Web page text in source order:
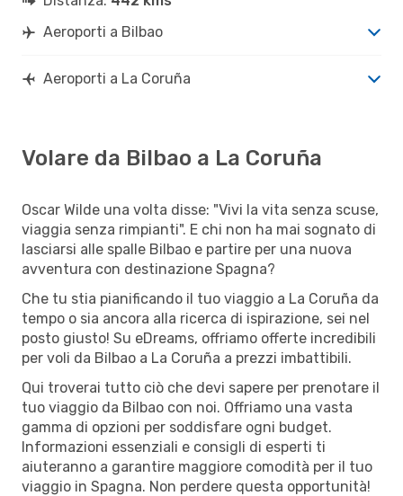
Aeroporti a Bilbao
Aeroporti a La Coruña
Volare da Bilbao a La Coruña
Oscar Wilde una volta disse: "Vivi la vita senza scuse,
viaggia senza rimpianti". E chi non ha mai sognato di
lasciarsi alle spalle Bilbao e partire per una nuova
avventura con destinazione Spagna?
Che tu stia pianificando il tuo viaggio a La Coruña da
tempo o sia ancora alla ricerca di ispirazione, sei nel
posto giusto! Su eDreams, offriamo offerte incredibili
per voli da Bilbao a La Coruña a prezzi imbattibili.
Qui troverai tutto ciò che devi sapere per prenotare il
tuo viaggio da Bilbao con noi. Offriamo una vasta
gamma di opzioni per soddisfare ogni budget.
Informazioni essenziali e consigli di esperti ti
aiuteranno a garantire maggiore comodità per il tuo
viaggio in Spagna. Non perdere questa opportunità!